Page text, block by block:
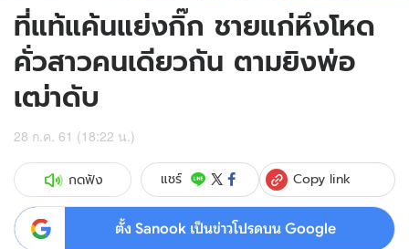
ที่แท้แค้นแย่งกิ๊ก ชายแก่หึงโหด
คั่วสาวคนเดียวกัน ตามยิงพ่อ
เฒ่าดับ
28 ก.ค. 61 (18:22 น.)
กดฟัง แชร์ Copy link
ตั้ง Sanook เป็นข่าวโปรดบน Google